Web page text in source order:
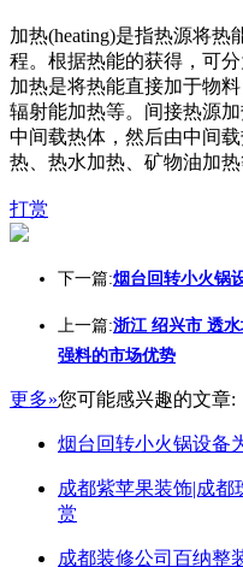
加热(heating)是指热源将
程。根据热能的获得，可
加热是将热能直接加于物
辐射能加热等。间接热源
中间载热体，然后由中间
热、热水加热、矿物油加热
打赏
下一篇:烟台回转小火锅
上一篇:浙江 绍兴市 透
强料的市场优势
更多»您可能感兴趣的文章:
烟台回转小火锅设备
成都紫苹果装饰|成都
赏
成都装修公司百纳整